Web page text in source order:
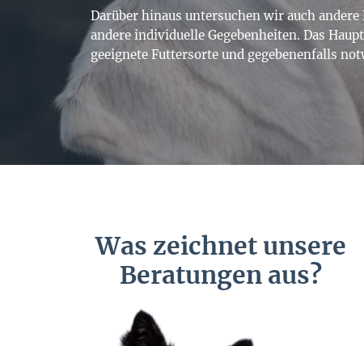
Darüber hinaus untersuchen wir auch
andere individuelle Gegebenheiten. Das
geeignete Futtersorte und gegebenenfalls
Was zeichnet unsere
Beratungen aus?